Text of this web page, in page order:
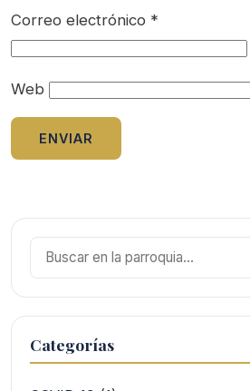
Correo electrónico *
Web
Buscar:
Categorías